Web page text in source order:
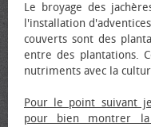
Le broyage des
l'installation
couverts sont des
entre des plantations.
nutriments avec la
Pour le point suivant
pour bien montrer la